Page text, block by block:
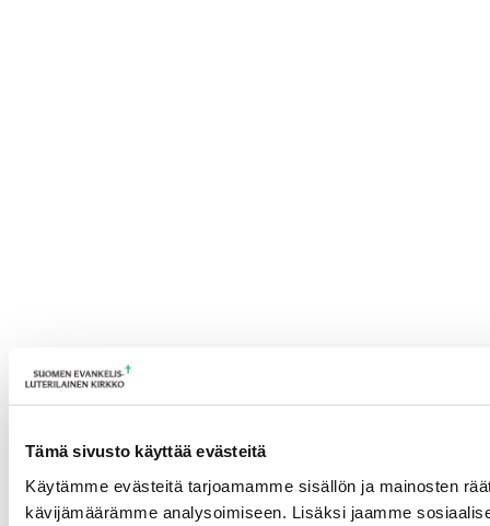
Tämä sivusto käyttää evästeitä
Käytämme evästeitä tarjoamamme sisällön ja mainosten
kävijämäärämme analysoimiseen. Lisäksi jaamme